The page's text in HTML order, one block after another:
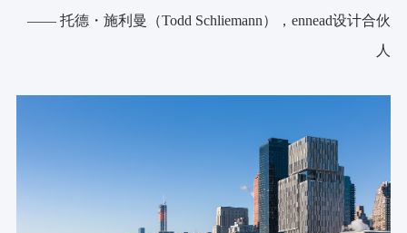
—— 托德・施利曼（Todd Schliemann），ennead设计合伙
人